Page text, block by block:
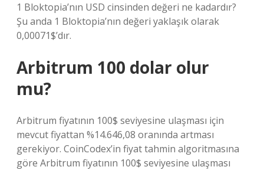
1 Bloktopia’nın USD cinsinden değeri ne kadardır?
Şu anda 1 Bloktopia’nın değeri yaklaşık olarak
0,00071$’dır.
Arbitrum 100 dolar olur
mu?
Arbitrum fiyatının 100$ seviyesine ulaşması için
mevcut fiyattan %14.646,08 oranında artması
gerekiyor. CoinCodex’in fiyat tahmin algoritmasına
göre Arbitrum fiyatının 100$ seviyesine ulaşması